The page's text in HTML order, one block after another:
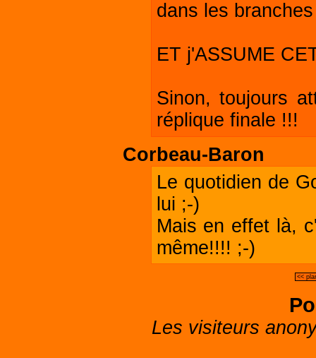
dans les
ET j'ASSUME
Sinon, toujours
réplique finale !!!
Corbeau-Baron
Le quotidien de
lui ;-)
Mais en effet là,
même!!!! ;-)
<<
Les visiteurs